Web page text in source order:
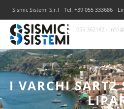
Sismic Sistemi S.r.l - Tel. +39 055 333686 -
055 362182 -
I VARCHI SART2